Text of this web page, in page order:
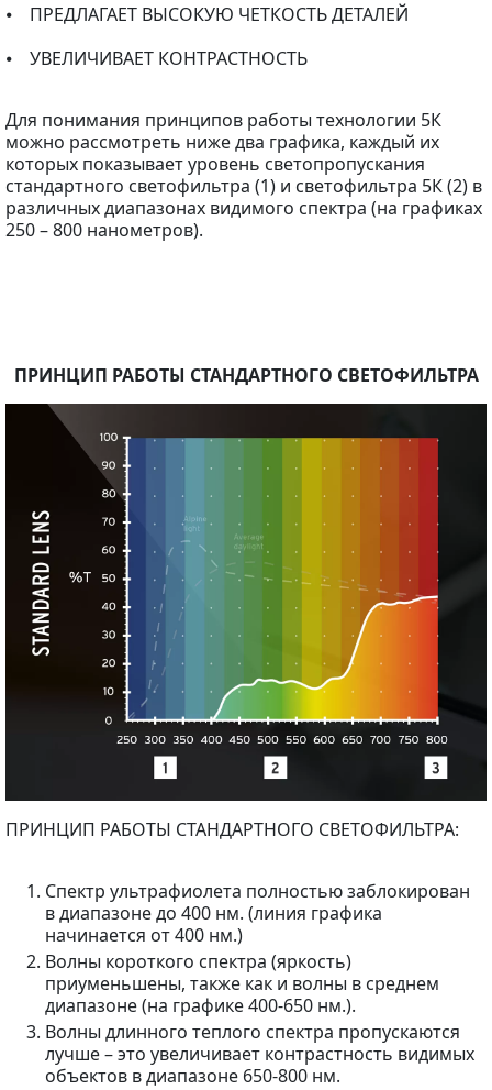
⦁ ПРЕДЛАГАЕТ ВЫСОКУЮ ЧЕТКОСТЬ ДЕТАЛЕЙ
⦁ УВЕЛИЧИВАЕТ КОНТРАСТНОСТЬ
Для понимания принципов работы технологии 5К
можно рассмотреть ниже два графика, каждый их
которых показывает уровень светопропускания
стандартного светофильтра (1) и светофильтра 5К (2) в
различных диапазонах видимого спектра (на графиках
250 – 800 нанометров).
ПРИНЦИП РАБОТЫ СТАНДАРТНОГО СВЕТОФИЛЬТРА
ПРИНЦИП РАБОТЫ СТАНДАРТНОГО СВЕТОФИЛЬТРА:
Спектр ультрафиолета полностью заблокирован
в диапазоне до 400 нм. (линия графика
начинается от 400 нм.)
Волны короткого спектра (яркость)
приуменьшены, также как и волны в среднем
диапазоне (на графике 400-650 нм.).
Волны длинного теплого спектра пропускаются
лучше – это увеличивает контрастность видимых
объектов в диапазоне 650-800 нм.